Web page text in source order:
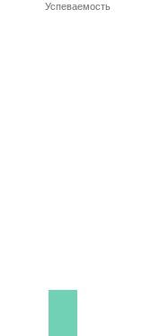
Успеваемость